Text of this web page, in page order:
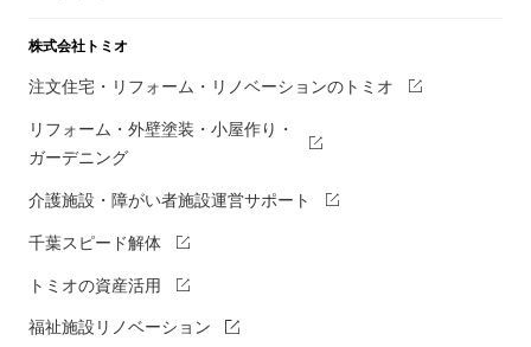
株式会社トミオ
注文住宅・リフォーム・リノベーションのトミオ
リフォーム・外壁塗装・小屋作り・
ガーデニング
介護施設・障がい者施設運営サポート
千葉スピード解体
トミオの資産活用
福祉施設リノベーション